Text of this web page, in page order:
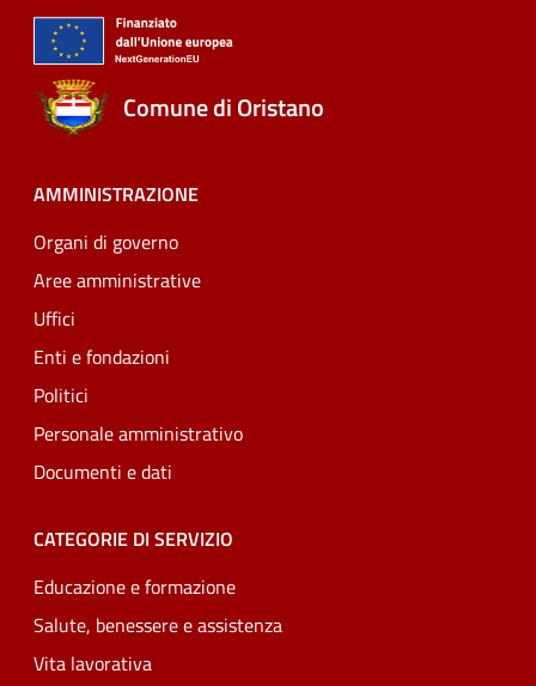
Comune di Oristano
AMMINISTRAZIONE
Organi di governo
Aree amministrative
Uffici
Enti e fondazioni
Politici
Personale amministrativo
Documenti e dati
CATEGORIE DI SERVIZIO
Educazione e formazione
Salute, benessere e assistenza
Vita lavorativa